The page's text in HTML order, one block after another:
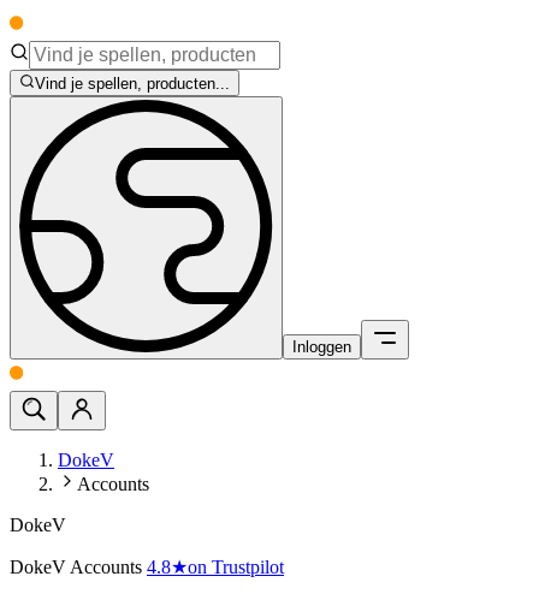
Vind je spellen, producten...
Inloggen
DokeV
Accounts
DokeV
DokeV Accounts 4.8★on Trustpilot